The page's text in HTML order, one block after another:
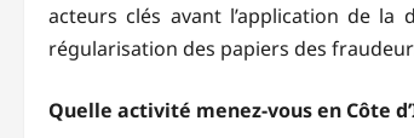
acteurs clés avant l’application de la
régularisation des papiers des
Quelle activité menez-vous en Côte